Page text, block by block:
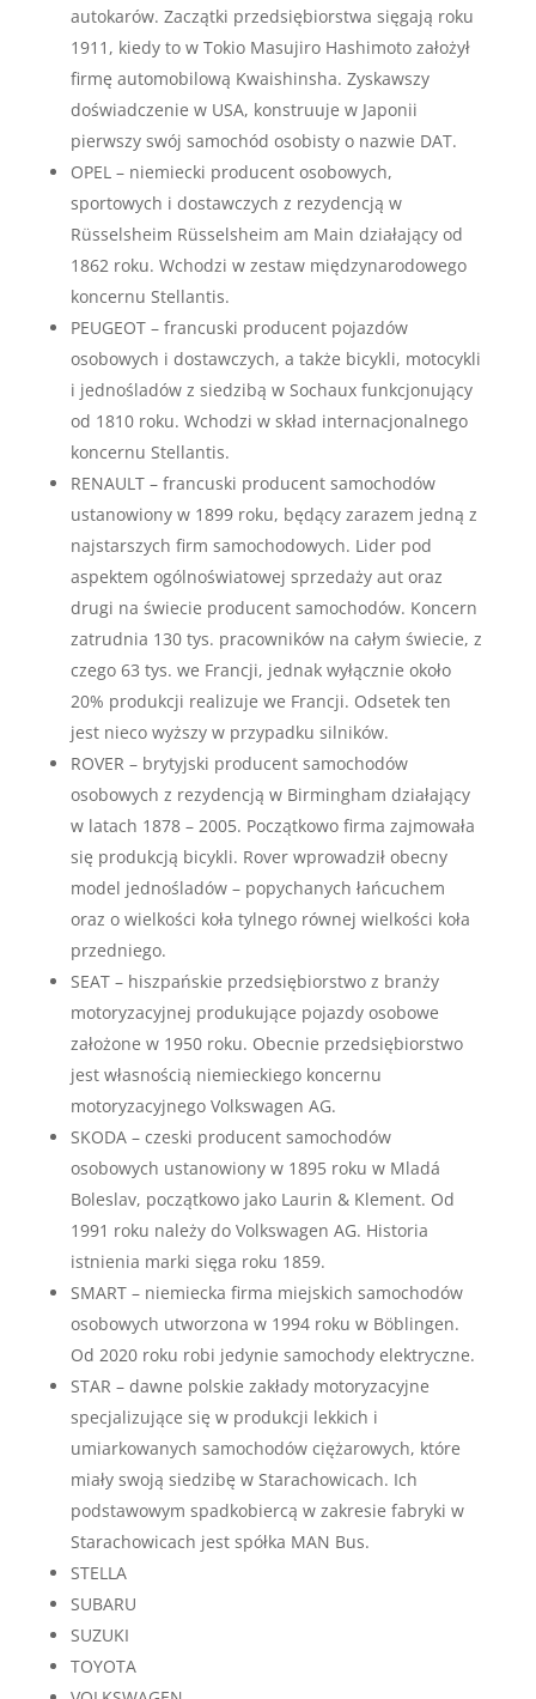
autokarów. Zaczątki przedsiębiorstwa sięgają roku
1911, kiedy to w Tokio Masujiro Hashimoto założył
firmę automobilową Kwaishinsha. Zyskawszy
doświadczenie w USA, konstruuje w Japonii
pierwszy swój samochód osobisty o nazwie DAT.
OPEL – niemiecki producent osobowych,
sportowych i dostawczych z rezydencją w
Rüsselsheim Rüsselsheim am Main działający od
1862 roku. Wchodzi w zestaw międzynarodowego
koncernu Stellantis.
PEUGEOT – francuski producent pojazdów
osobowych i dostawczych, a także bicykli, motocykli
i jednośladów z siedzibą w Sochaux funkcjonujący
od 1810 roku. Wchodzi w skład internacjonalnego
koncernu Stellantis.
RENAULT – francuski producent samochodów
ustanowiony w 1899 roku, będący zarazem jedną z
najstarszych firm samochodowych. Lider pod
aspektem ogólnoświatowej sprzedaży aut oraz
drugi na świecie producent samochodów. Koncern
zatrudnia 130 tys. pracowników na całym świecie, z
czego 63 tys. we Francji, jednak wyłącznie około
20% produkcji realizuje we Francji. Odsetek ten
jest nieco wyższy w przypadku silników.
ROVER – brytyjski producent samochodów
osobowych z rezydencją w Birmingham działający
w latach 1878 – 2005. Początkowo firma zajmowała
się produkcją bicykli. Rover wprowadził obecny
model jednośladów – popychanych łańcuchem
oraz o wielkości koła tylnego równej wielkości koła
przedniego.
SEAT – hiszpańskie przedsiębiorstwo z branży
motoryzacyjnej produkujące pojazdy osobowe
założone w 1950 roku. Obecnie przedsiębiorstwo
jest własnością niemieckiego koncernu
motoryzacyjnego Volkswagen AG.
SKODA – czeski producent samochodów
osobowych ustanowiony w 1895 roku w Mladá
Boleslav, początkowo jako Laurin & Klement. Od
1991 roku należy do Volkswagen AG. Historia
istnienia marki sięga roku 1859.
SMART – niemiecka firma miejskich samochodów
osobowych utworzona w 1994 roku w Böblingen.
Od 2020 roku robi jedynie samochody elektryczne.
STAR – dawne polskie zakłady motoryzacyjne
specjalizujące się w produkcji lekkich i
umiarkowanych samochodów ciężarowych, które
miały swoją siedzibę w Starachowicach. Ich
podstawowym spadkobiercą w zakresie fabryki w
Starachowicach jest spółka MAN Bus.
STELLA
SUBARU
SUZUKI
TOYOTA